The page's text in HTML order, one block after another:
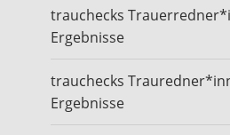
trauchecks
Ergebnisse
trauchecks
Ergebnisse